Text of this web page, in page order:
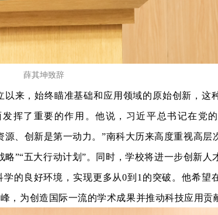
薛其坤致辞
来，始终瞄准基础和应用领域的原始创新，这
挥了重要的作用。他说，习近平总书记在党
、创新是第一动力。”南科大历来高度重视高层
”“五大行动计划”。同时，学校将进一步创新人
的良好环境，实现更多从0到1的突破。他希望
，为创造国际一流的学术成果并推动科技应用贡